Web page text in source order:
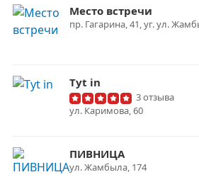
Место встречи
пр. Гагарина, 41, уг. ул.
Tyt in
3 отзыва
ул. Каримова, 60
ПИВНИЦА
ул. Жамбыла, 174